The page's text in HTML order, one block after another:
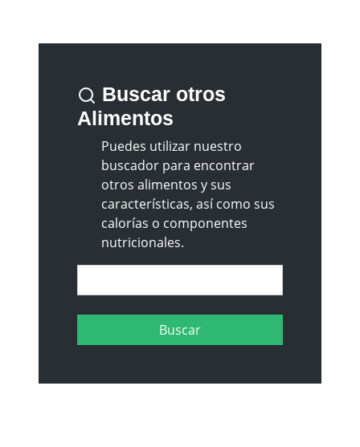
Buscar otros
Alimentos
Puedes utilizar nuestro
buscador para encontrar
otros alimentos y sus
características, así como sus
calorías o componentes
nutricionales.